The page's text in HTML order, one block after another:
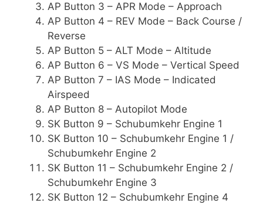
AP Button 3 – APR Mode – Approach
AP Button 4 – REV Mode – Back Course /
Reverse
AP Button 5 – ALT Mode – Altitude
AP Button 6 – VS Mode – Vertical Speed
AP Button 7 – IAS Mode – Indicated
Airspeed
AP Button 8 – Autopilot Mode
SK Button 9 – Schubumkehr Engine 1
SK Button 10 – Schubumkehr Engine 1 /
Schubumkehr Engine 2
SK Button 11 – Schubumkehr Engine 2 /
Schubumkehr Engine 3
SK Button 12 – Schubumkehr Engine 4